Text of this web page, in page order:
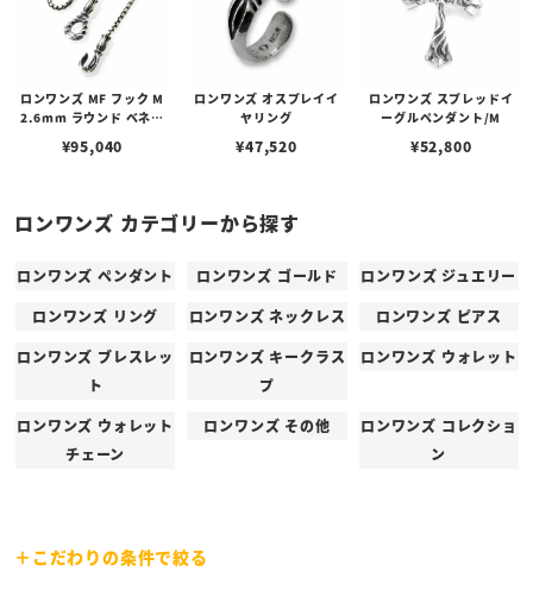
ロンワンズ MF フック M
2.6mm ラウンド ベネチ
¥95,040
ロンワンズ オスプレイイ
ヤリング
¥47,520
ロンワンズ スプレッドイ
ーグルペンダント/M
¥52,800
ロンワンズ カテゴリーから探す
ロンワンズ ペンダント ロンワンズ ゴールド
ロンワンズ ジュエリー
ロンワンズ リング
ロンワンズ ネックレス
ロンワンズ ピアス
ロンワンズ ブレスレッ
ト
ロンワンズ キークラス
プ
ロンワンズ ウォレット
ロンワンズ ウォレット
チェーン
ロンワンズ その他
ロンワンズ コレクショ
ン
こだわりの条件で絞る